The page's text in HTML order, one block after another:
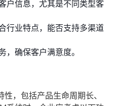
户信息，尤其是不同类型客
行业特点，能否支持多渠道
，确保客户满意度。
，包括产品生命周期长、